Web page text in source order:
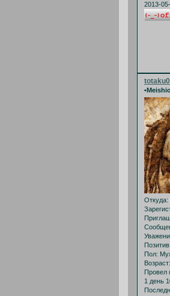
2013-
Откуда:
Позитив:
Пол:
Возраст:
Провел
1 день